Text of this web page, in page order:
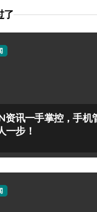
了
资讯一手掌控，手机
一步！